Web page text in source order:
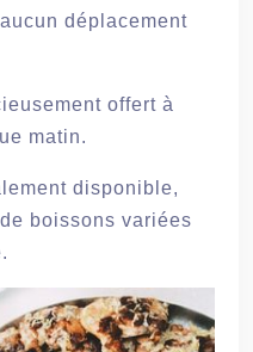
déplacement
offert à
matin.
disponible,
boissons variées